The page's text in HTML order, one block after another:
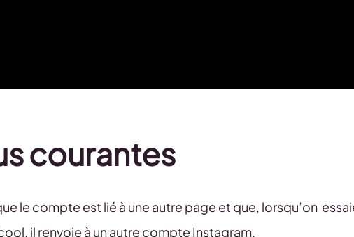
courantes
le compte est lié à une autre page et que, lorsqu’on
il renvoie à un autre compte Instagram.